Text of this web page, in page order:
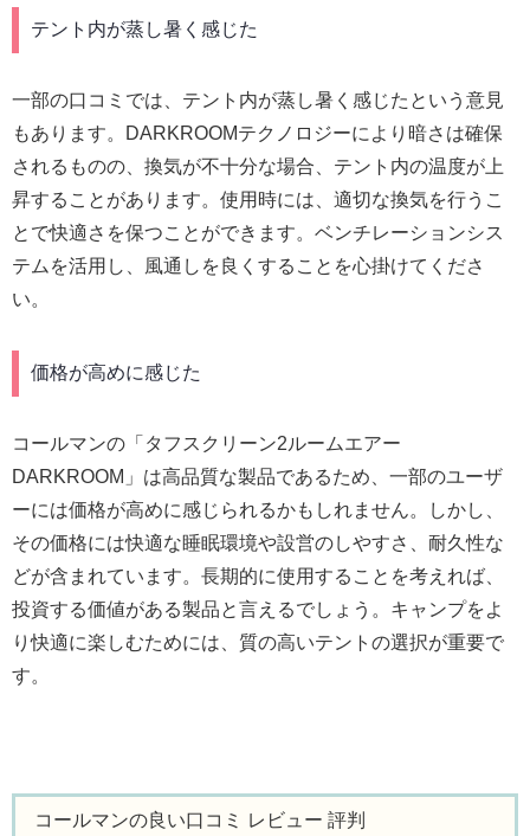
テント内が蒸し暑く感じた
一部の口コミでは、テント内が蒸し暑く感じたという意見
もあります。DARKROOMテクノロジーにより暗さは確保
されるものの、換気が不十分な場合、テント内の温度が上
昇することがあります。使用時には、適切な換気を行うこ
とで快適さを保つことができます。ベンチレーションシス
テムを活用し、風通しを良くすることを心掛けてくださ
い。
価格が高めに感じた
コールマンの「タフスクリーン2ルームエアー
DARKROOM」は高品質な製品であるため、一部のユーザ
ーには価格が高めに感じられるかもしれません。しかし、
その価格には快適な睡眠環境や設営のしやすさ、耐久性な
どが含まれています。長期的に使用することを考えれば、
投資する価値がある製品と言えるでしょう。キャンプをよ
り快適に楽しむためには、質の高いテントの選択が重要で
す。
コールマンの良い口コミ レビュー 評判